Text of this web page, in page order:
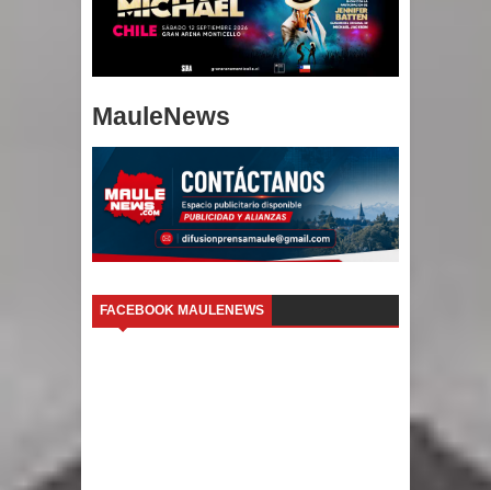
MauleNews
FACEBOOK MAULENEWS